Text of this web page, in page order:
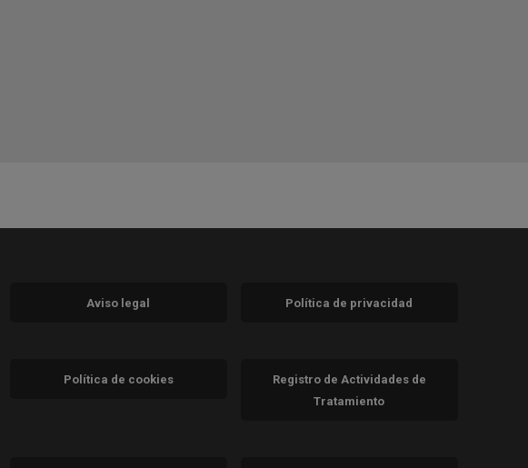
nueva)
en ventana nueva)
(abre en ventana nueva)
nueva)
en ventana nueva)
Aviso legal Política de privacidad
Política de cookies
Registro de Actividades de
Tratamiento